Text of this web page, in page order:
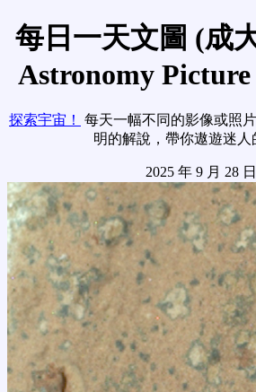
每日一天文圖 (成
Astronomy
探索宇宙！
每天一幅不同的影像或照
明的解說，帶你遨遊迷人
2025 年 9 月 28 日